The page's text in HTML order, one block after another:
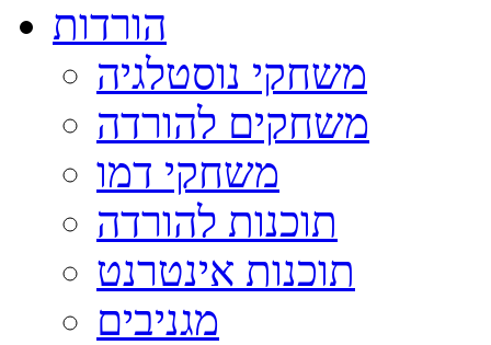
הורדות
משחקי נוסטלגיה
משחקים להורדה
משחקי דמו
תוכנות להורדה
תוכנות אינטרנט
מגניבים